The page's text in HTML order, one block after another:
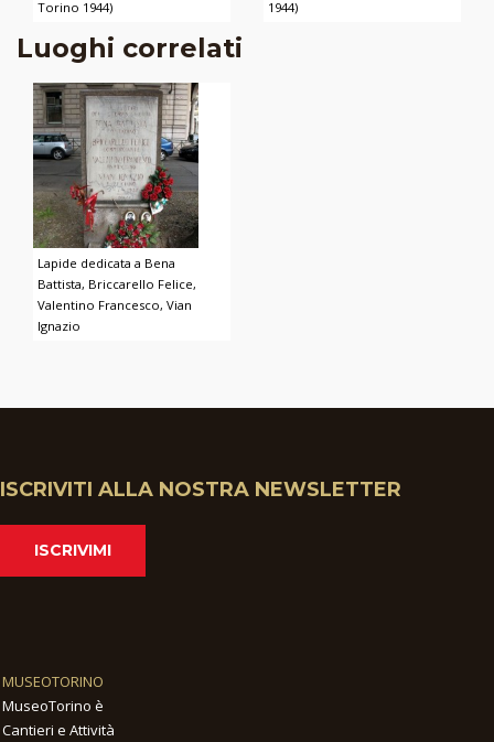
Torino 1944)
1944)
Luoghi correlati
Lapide dedicata a Bena
Battista, Briccarello Felice,
Valentino Francesco, Vian
Ignazio
ISCRIVITI ALLA NOSTRA NEWSLETTER
ISCRIVIMI
MUSEOTORINO
MuseoTorino è
Cantieri e Attività